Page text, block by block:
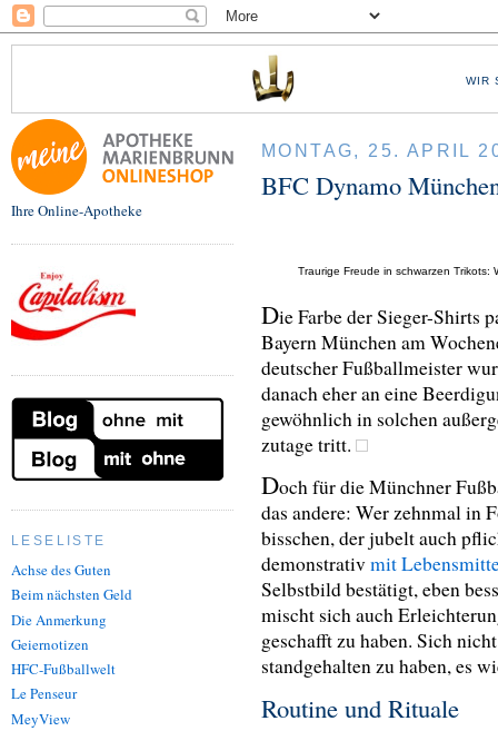
WIR
Ihre Online-Apotheke
LESELISTE
Achse des Guten
Beim nächsten Geld
Die Anmerkung
Geiernotizen
HFC-Fußballwelt
Le Penseur
MeyView
MONTAG, 25. APRIL
BFC Dynamo
Traurige Freude in schwarzen Trikots:
Die Farbe der Sieger-Shirts
Bayern München am
deutscher Fußballmeister
danach eher an eine
gewöhnlich in solchen
zutage tritt.
Doch für die Münchner
das andere: Wer zehnmal in
bisschen, der jubelt auch
demonstrativmit
Selbstbild bestätigt, eben
mischt sich auch
geschafft zu haben. Sich
standgehalten zu haben, es
Routine und Rituale